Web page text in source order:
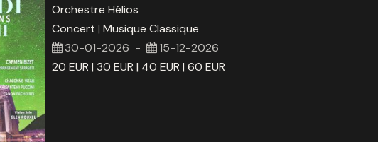
Orchestre Hélios
Concert Musique Classique
30-01-2026 -
15-12-2026
20 EUR 30 EUR 40 EUR 60 EUR